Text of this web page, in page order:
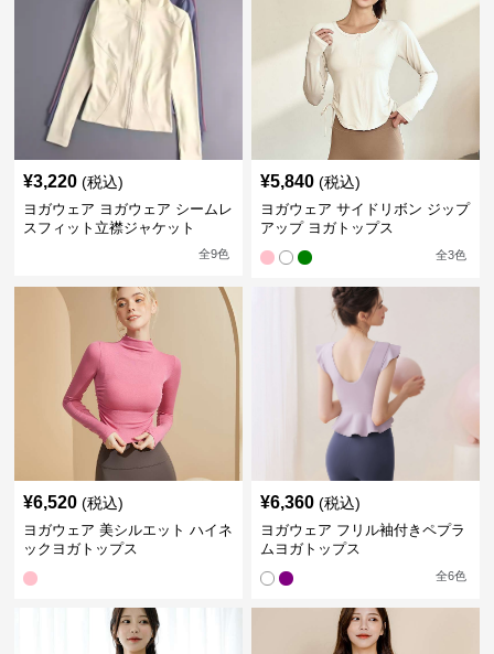
¥3,220 (税込)
ヨガウェア ヨガウェア シームレ
スフィット立襟ジャケット
全9色
¥5,840 (税込)
ヨガウェア サイドリボン ジップ
アップ ヨガトップス
全3色
¥6,520 (税込)
ヨガウェア 美シルエット ハイネ
ックヨガトップス
¥6,360 (税込)
ヨガウェア フリル袖付きペプラ
ムヨガトップス
全6色